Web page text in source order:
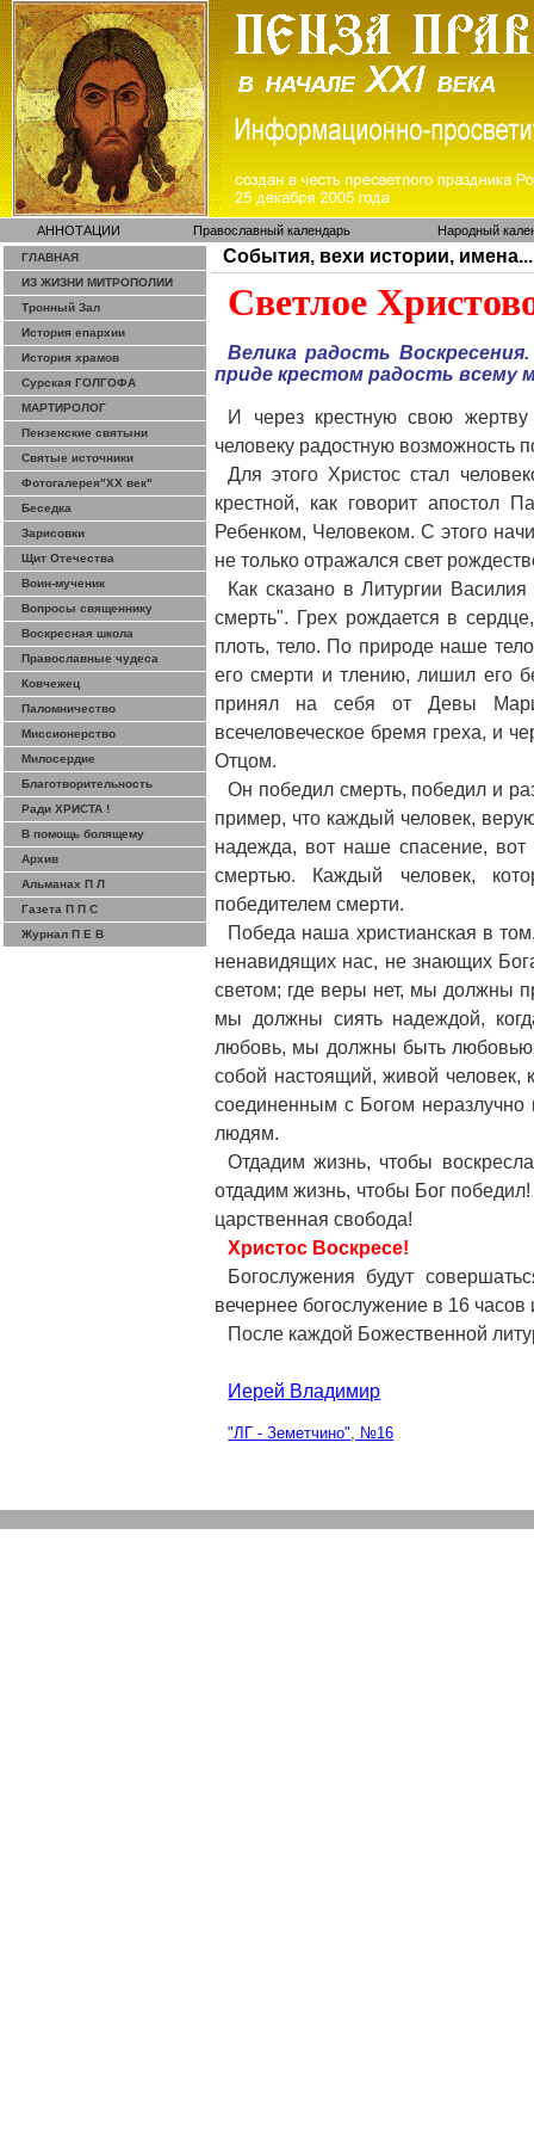
АННОТАЦИИ Православный календарь Народный
ГЛАВНАЯ
ИЗ ЖИЗНИ МИТРОПОЛИИ
Тронный Зал
История епархии
История храмов
Сурская ГОЛГОФА
МАРТИРОЛОГ
Пензенские святыни
Святые источники
Фотогалерея"ХХ век"
Беседка
Зарисовки
Щит Отечества
Воин-мученик
Вопросы священнику
Воскресная школа
Православные чудеса
Ковчежец
Паломничество
Миссионерство
Милосердие
Благотворительность
Ради ХРИСТА !
В помощь болящему
Архив
Альманах П Л
Газета П П С
Журнал П Е В
События, вехи истории, имена...
Светлое
Велика радость
приде крестом радость всему
И через крестную свою
человеку радостную возможность
Для этого Христос стал
крестной, как говорит
Ребенком, Человеком. С этого
не только отражался свет
Как сказано в Литургии
смерть". Грех рождается в
плоть, тело. По природе наше
его смерти и тлению, лишил его
принял на себя от Девы
всечеловеческое бремя греха, и
Отцом.
Он победил смерть, победил и
пример, что каждый человек,
надежда, вот наше спасение,
смертью. Каждый человек,
победителем смерти.
Победа наша христианская в
ненавидящих нас, не знающих
светом; где веры нет, мы должны
мы должны сиять надеждой,
любовь, мы должны быть
собой настоящий, живой
соединенным с Богом
людям.
Отдадим жизнь, чтобы
отдадим жизнь, чтобы Бог
царственная свобода!
Христос Воскресе!
Богослужения будут
вечернее богослужение в 16
После каждой Божественной
Иерей Владимир
"ЛГ -Земетчино", №16